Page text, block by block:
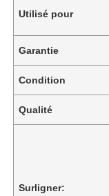
Utilisé pour
Garantie
Condition
Qualité
Surligner: